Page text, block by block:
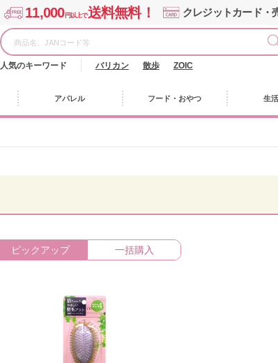
11,000円以上で送料無料！ クレジットカード・
人気のキーワード バリカン 散歩 ZOIC
アパレル フード・おやつ 生
ピックアップ 一括購入